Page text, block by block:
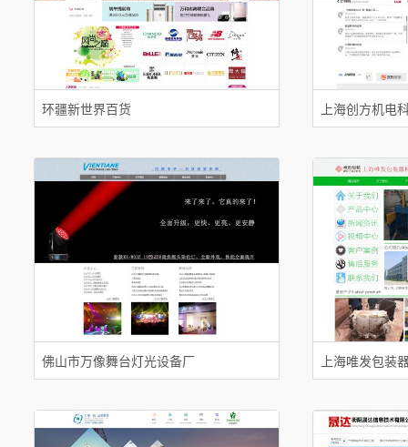
环疆新世界百货 上海创方机电
佛山市万像舞台灯光设备厂 上海唯发包装